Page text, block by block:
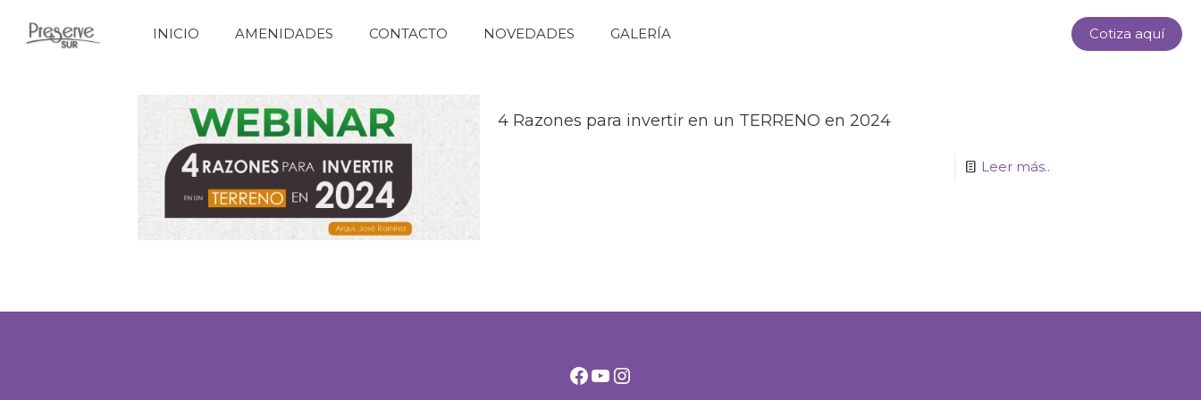
INICIO AMENIDADES CONTACTO NOVEDADES GALERÍA Cotiza aquí
4 Razones para invertir en un TERRENO en 2024
Leer más..
Facebook
YouTube
Instagram